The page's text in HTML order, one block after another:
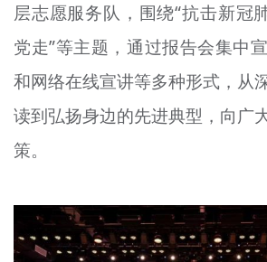
层志愿服务队，围绕“抗击新冠
党走”等主题，通过报告会集中
和网络在线宣讲等多种形式，从
读到弘扬身边的先进典型，向广
策。